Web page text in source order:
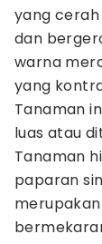
yang cerah
dan
warna
yang
Tanaman
luas atau
Tanaman
paparan